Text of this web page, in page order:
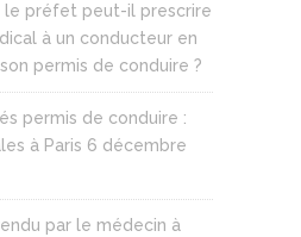
le préfet peut-il prescrire
à un conducteur en
permis de conduire ?
permis de conduire :
à Paris 6 décembre
par le médecin à